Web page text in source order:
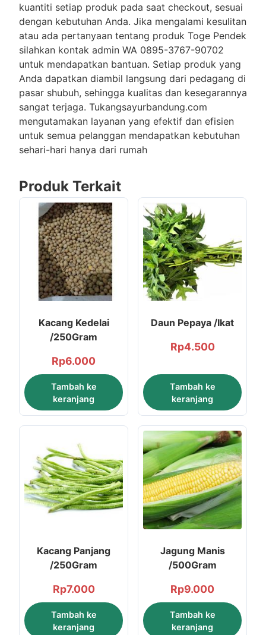
kuantiti setiap produk pada saat checkout, sesuai
dengan kebutuhan Anda. Jika mengalami kesulitan
atau ada pertanyaan tentang produk Toge Pendek
silahkan kontak admin WA 0895-3767-90702
untuk mendapatkan bantuan. Setiap produk yang
Anda dapatkan diambil langsung dari pedagang di
pasar shubuh, sehingga kualitas dan kesegarannya
sangat terjaga. Tukangsayurbandung.com
mengutamakan layanan yang efektif dan efisien
untuk semua pelanggan mendapatkan kebutuhan
sehari-hari hanya dari rumah
Produk Terkait
Kacang Kedelai
/250Gram
Rp6.000
Tambah ke
keranjang
Daun Pepaya /Ikat
Rp4.500
Tambah ke
keranjang
Kacang Panjang
/250Gram
Rp7.000
Tambah ke
keranjang
Jagung Manis
/500Gram
Rp9.000
Tambah ke
keranjang